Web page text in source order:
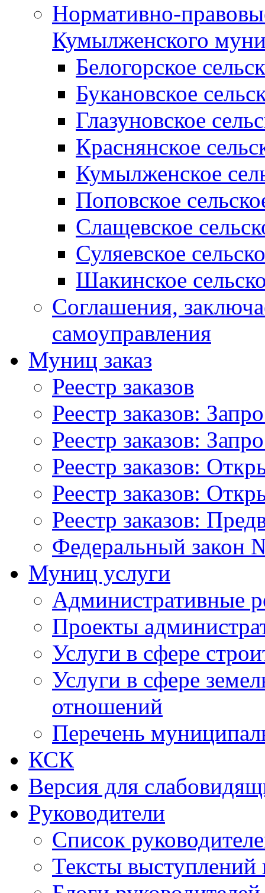
Нормативно-
Кумылженского
Белогорское
Букановское
Глазуновское
Краснянское
Кумылженское
Поповское
Слащевское
Суляевское
Шакинское
Соглашения,
самоуправления
Муниц заказ
Реестр заказов
Реестр заказов:
Реестр заказов:
Реестр заказов:
Реестр заказов:
Реестр заказов:
Федеральный закон
Муниц услуги
Административные
Проекты
Услуги в сфере
Услуги в сфере
отношений
Перечень
КСК
Версия для
Руководители
Список
Тексты выступлений